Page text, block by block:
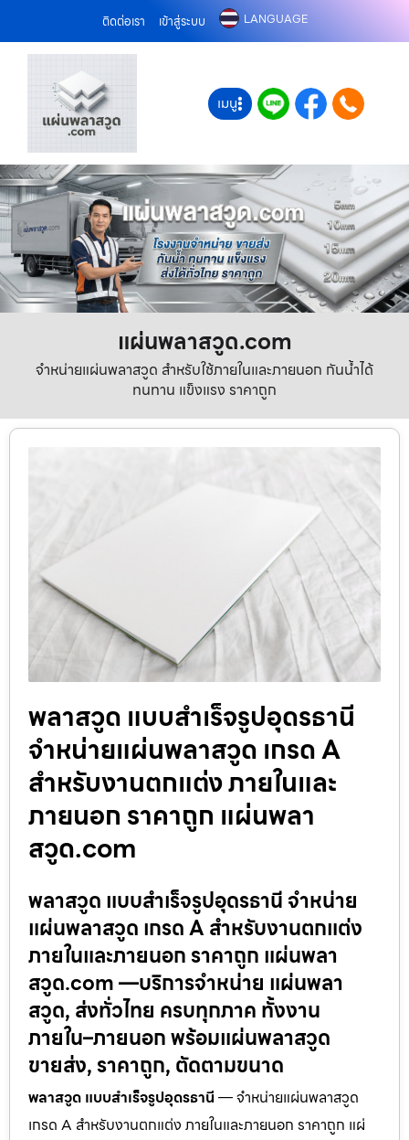
ติดต่อเรา เข้าสู่ระบบ LANGUAGE
เมนู
แผ่นพลาสวูด.com
จำหน่ายแผ่นพลาสวูด สำหรับใช้ภายในและภายนอก กันน้ำได้
ทนทาน แข็งแรง ราคาถูก
พลาสวูด แบบสำเร็จรูปอุดรธานี
จำหน่ายแผ่นพลาสวูด เกรด A
สำหรับงานตกแต่ง ภายในและ
ภายนอก ราคาถูก แผ่นพลา
สวูด.com
พลาสวูด แบบสำเร็จรูปอุดรธานี จำหน่าย
แผ่นพลาสวูด เกรด A สำหรับงานตกแต่ง
ภายในและภายนอก ราคาถูก แผ่นพลา
สวูด.com —บริการจำหน่าย แผ่นพลา
สวูด, ส่งทั่วไทย ครบทุกภาค ทั้งงาน
ภายใน–ภายนอก พร้อมแผ่นพลาสวูด
ขายส่ง, ราคาถูก, ตัดตามขนาด
พลาสวูด แบบสำเร็จรูปอุดรธานี — จำหน่ายแผ่นพลาสวูด
เกรด A สำหรับงานตกแต่ง ภายในและภายนอก ราคาถูก แผ่